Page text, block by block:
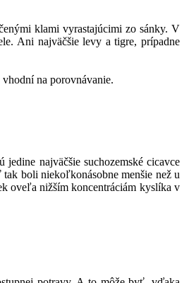
klami vyrastajúcimi zo sánky. V
Ani najväčšie levy a tigre, prípadne
na porovnávanie.
najväčšie suchozemské cicavce
boli niekoľkonásobne menšie než u
oveľa nižším koncentráciám kyslíka v